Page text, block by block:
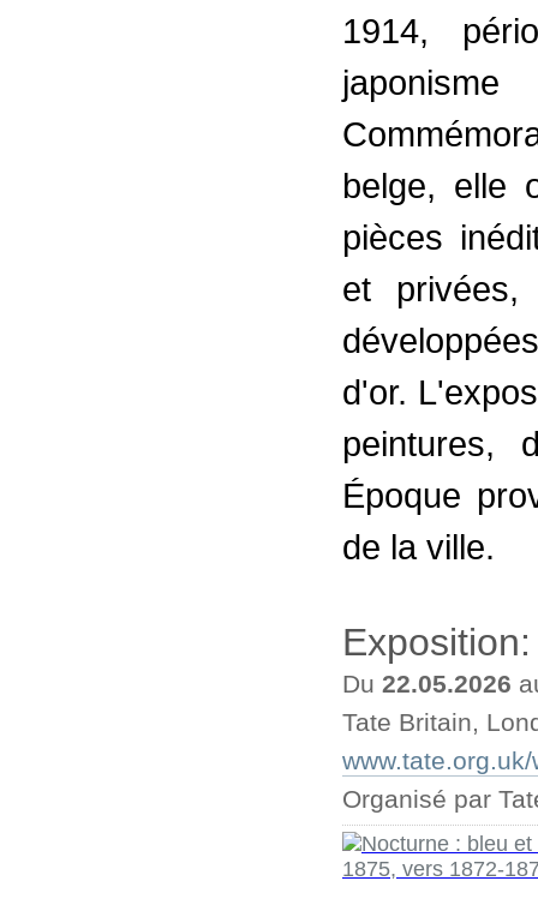
1914,
belge, elle
pièces
et privées,
d'or.
peintures,
Époque
de la ville.
Du 22.05.2026
Tate Britain,
Organisé par